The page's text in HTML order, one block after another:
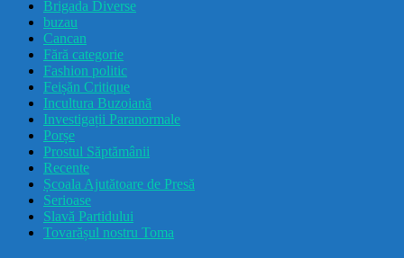
Brigada Diverse
buzau
Cancan
Fără categorie
Fashion politic
Feișăn Critique
Incultura Buzoiană
Investigații Paranormale
Porșe
Prostul Săptămânii
Recente
Școala Ajutătoare de Presă
Serioase
Slavă Partidului
Tovarășul nostru Toma